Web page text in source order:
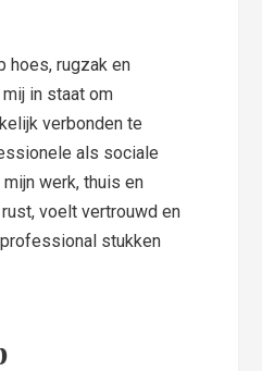
hoes, rugzak en
in staat om
verbonden te
als sociale
werk, thuis en
voelt vertrouwd en
stukken